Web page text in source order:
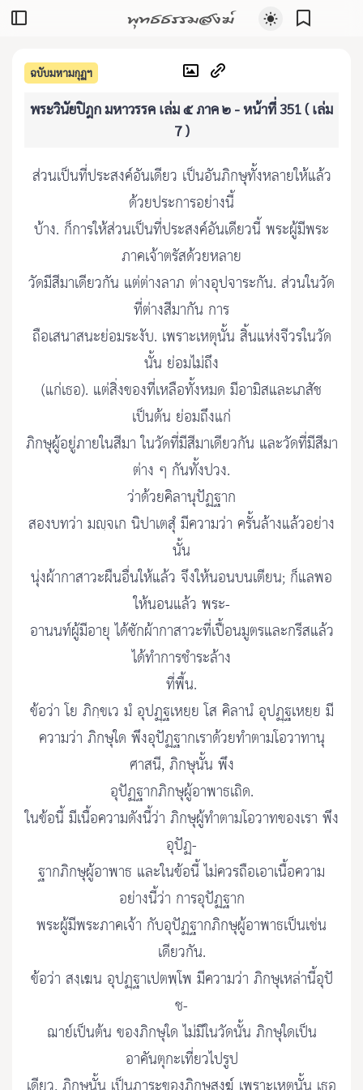
พุทธธรรมสงฆ์
ฉบับมหามกุฏฯ
พระวินัยปิฎก มหาวรรค เล่ม ๕ ภาค ๒ - หน้าที่ 351 ( เล่ม
7 )
ส่วนเป็นที่ประสงค์อันเดียว เป็นอันภิกษุทั้งหลายให้แล้ว
ด้วยประการอย่างนี้
บ้าง. ก็การให้ส่วนเป็นที่ประสงค์อันเดียวนี้ พระผู้มีพระ
ภาคเจ้าตรัสด้วยหลาย
วัดมีสีมาเดียวกัน แต่ต่างลาภ ต่างอุปจาระกัน. ส่วนในวัด
ที่ต่างสีมากัน การ
ถือเสนาสนะย่อมระงับ. เพราะเหตุนั้น สิ้นแห่งจีวรในวัด
นั้น ย่อมไม่ถึง
(แก่เธอ). แต่สิ่งของที่เหลือทั้งหมด มีอามิสและเภสัช
เป็นต้น ย่อมถึงแก่
ภิกษุผู้อยู่ภายในสีมา ในวัดที่มีสีมาเดียวกัน และวัดที่มีสีมา
ต่าง ๆ กันทั้งปวง.
ว่าด้วยคิลานุปัฏฐาก
สองบทว่า มญฺจเก นิปาเตสุํ มีความว่า ครั้นล้างแล้วอย่าง
นั้น
นุ่งผ้ากาสาวะผืนอื่นให้แล้ว จึงให้นอนบนเตียน; ก็แลพอ
ให้นอนแล้ว พระ-
อานนท์ผู้มีอายุ ได้ซักผ้ากาสาวะที่เปื้อนมูตรและกรีสแล้ว
ได้ทำการชำระล้าง
ที่พื้น.
ข้อว่า โย ภิกฺขเว มํ อุปฏฺฐเหยฺย โส คิลานํ อุปฏฺฐเหยฺย มี
ความว่า ภิกษุใด พึงอุปัฏฐากเราด้วยทำตามโอวาทานุ
ศาสนี, ภิกษุนั้น พึง
อุปัฏฐากภิกษุผู้อาพาธเถิด.
ในข้อนี้ มีเนื้อความดังนี้ว่า ภิกษุผู้ทำตามโอวาทของเรา พึง
อุปัฏ-
ฐากภิกษุผู้อาพาธ และในข้อนี้ ไม่ควรถือเอาเนื้อความ
อย่างนี้ว่า การอุปัฏฐาก
พระผู้มีพระภาคเจ้า กับอุปัฏฐากภิกษุผู้อาพาธเป็นเช่น
เดียวกัน.
ข้อว่า สงฺเฆน อุปฏฺฐาเปตพฺโพ มีความว่า ภิกษุเหล่านี้อุปั
ช-
ฌาย์เป็นต้น ของภิกษุใด ไม่มีในวัดนั้น ภิกษุใดเป็น
อาคันตุกะเที่ยวไปรูป